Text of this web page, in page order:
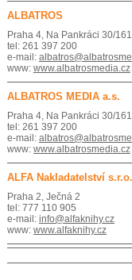
ALBATROS
Praha 4, Na Pankráci 30/
tel: 261 397 200
e-mail:
www: www.albatrosmedia.cz
ALBATROS MEDIA a.s.
Praha 4, Na Pankráci 30/
tel: 261 397 200
e-mail:
www: www.albatrosmedia.cz
ALFA Nakladatelství s.r.o.
Praha 2, Ječná 2
tel: 777 110 905
e-mail: info@alfaknihy.cz
www: www.alfaknihy.cz